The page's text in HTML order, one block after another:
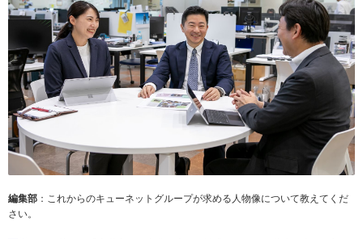
編集部 ：これからのキューネットグループが求める人物像について教えてくだ
さい。